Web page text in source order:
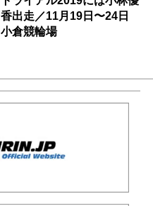
香出走／11月19日〜24日
小倉競輪場